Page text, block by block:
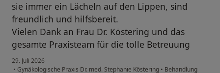
sie immer ein Lächeln auf den Lippen, sind
freundlich und hilfsbereit.
Vielen Dank an Frau Dr. Köstering und das
gesamte Praxisteam für die tolle Betreuung
29. Juli 2026
• Gynäkologische Praxis Dr. med. Stephanie Köstering • Behandlung